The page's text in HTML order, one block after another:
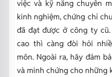
việc và kỹ năng chuyên
kinh nghiệm, chứng chỉ
đã đạt được ở công ty
cao thì càng đòi hỏi
môn. Ngoài ra, hãy đảm
và minh chứng cho những